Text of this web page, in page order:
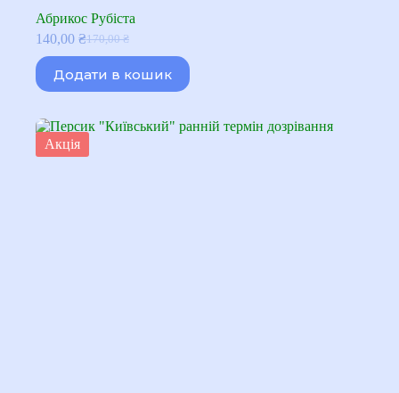
Абрикос Рубіста
170,00₴
Оригінальна
170,00 ₴.
140,00 ₴Поточна
140,00 ₴.
Додати в кошик
Акція